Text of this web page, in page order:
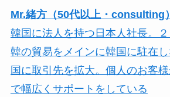
Mr.緒方（50代以上・consulting）
韓国に法人を持つ日本人社長。
韓の貿易をメインに韓国に駐在
国に取引先を拡大。個人のお客
で幅広くサポートをしている